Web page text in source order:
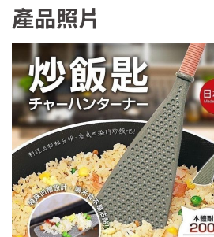
產品照片